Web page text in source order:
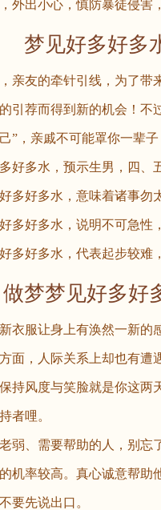
出小心，慎防暴徒侵害，
见好多好多水
友的牵针引线，为了带
引荐而得到新的机会！不
”，亲戚不可能罩你一辈
多水，预示生男，四、五
好多水，意味着诸事勿太
好多水，说明不可急性，
好多水，代表起步较难，
梦见好多好多
新衣服让身上有涣然一新
面，人际关系上却也有遭
持风度与笑脸就是你这两
者哩。
、需要帮助的人，别忘
机率较高。真心诚意帮助
要先说出口。